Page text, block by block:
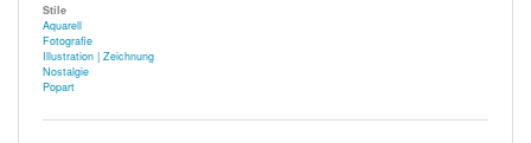
Stile
Aquarell
Fotografie
Illustration | Zeichnung
Nostalgie
Popart